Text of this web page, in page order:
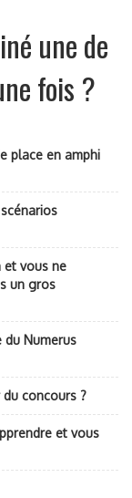
une de
fois ?
place en amphi
et vous ne
un gros
du Numerus
concours ?
et vous